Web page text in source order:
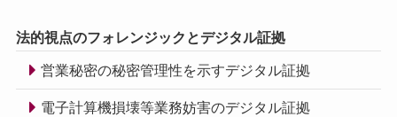
法的視点のフォレンジックとデジタル証拠
営業秘密の秘密管理性を示すデジタル証拠
電子計算機損壊等業務妨害のデジタル証拠